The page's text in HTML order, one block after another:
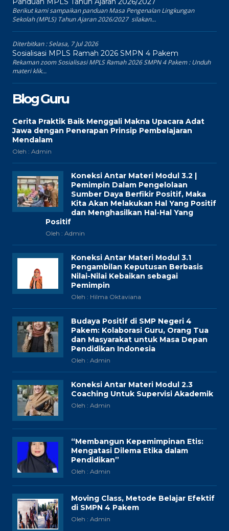
Berikut kami sampaikan panduan Masa Pengenalan Lingkungan
Sekolah (MPLS) Tahun Ajaran 2026/2027 silakan...
Diterbitkan :Selasa, 7 Jul 2026
Sosialisasi MPLS Ramah 2026 SMPN 4 Pakem
Rekaman zoom Sosialisasi MPLS Ramah 2026 SMPN 4 Pakem : Unduh
materi klik...
Blog Guru
Cerita Praktik Baik Menggali Makna Upacara Adat
Jawa dengan Penerapan Prinsip Pembelajaran
Mendalam
Oleh : Admin
Koneksi Antar Materi Modul 3.2 |
Pemimpin Dalam Pengelolaan
Sumber Daya Berfikir Positif, Maka
Kita Akan Melakukan Hal Yang Positif
dan Menghasilkan Hal-Hal Yang
Positif
Oleh : Admin
Koneksi Antar Materi Modul 3.1
Pengambilan Keputusan Berbasis
Nilai-Nilai Kebaikan sebagai
Pemimpin
Oleh : Hilma Oktaviana
Budaya Positif di SMP Negeri 4
Pakem: Kolaborasi Guru, Orang Tua
dan Masyarakat untuk Masa Depan
Pendidikan Indonesia
Oleh : Admin
Koneksi Antar Materi Modul 2.3
Coaching Untuk Supervisi Akademik
Oleh : Admin
“Membangun Kepemimpinan Etis:
Mengatasi Dilema Etika dalam
Pendidikan”
Oleh : Admin
Moving Class, Metode Belajar Efektif
di SMPN 4 Pakem
Oleh : Admin